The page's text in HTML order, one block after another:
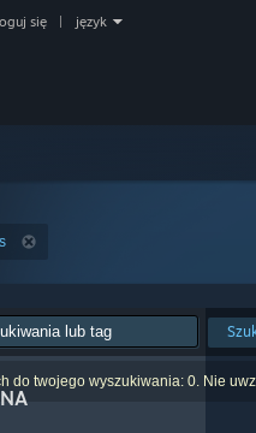
się język
do twojego wyszukiwania: 0. Nie